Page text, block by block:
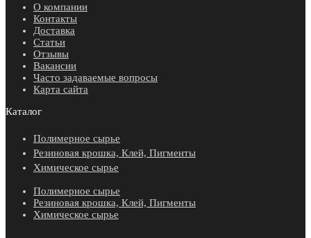
О компании
Контакты
Доставка
Статьи
Отзывы
Вакансии
Часто задаваемые вопросы
Карта сайта
Каталог
Полимерное сырье
Резиновая крошка, Клей, Пигменты
Химическое сырье
Полимерное сырье
Резиновая крошка, Клей, Пигменты
Химическое сырье